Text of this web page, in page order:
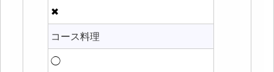
✖
コース料理
◯